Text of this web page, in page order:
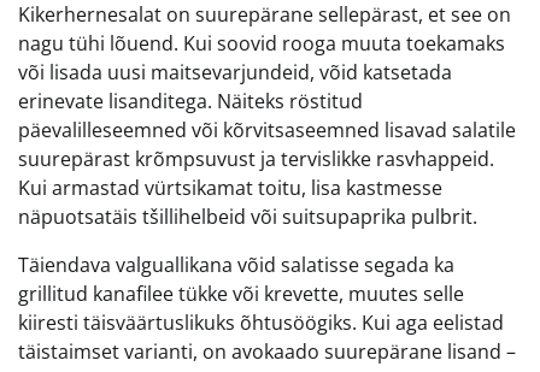
Kikerhernesalat on suurepärane sellepärast, et see on
nagu tühi lõuend. Kui soovid rooga muuta toekamaks
või lisada uusi maitsevarjundeid, võid katsetada
erinevate lisanditega. Näiteks röstitud
päevalilleseemned või kõrvitsaseemned lisavad salatile
suurepärast krõmpsuvust ja tervislikke rasvhappeid.
Kui armastad vürtsikamat toitu, lisa kastmesse
näpuotsatäis tšillihelbeid või suitsupaprika pulbrit.
Täiendava valguallikana võid salatisse segada ka
grillitud kanafilee tükke või krevette, muutes selle
kiiresti täisväärtuslikuks õhtusöögiks. Kui aga eelistad
täistaimset varianti, on avokaado suurepärane lisand –